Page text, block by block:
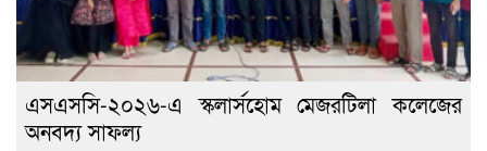
এসএসসি-২০২৬-এ স্কলার্সহোম মেজরটিলা কলেজের
অনবদ্য সাফল্য